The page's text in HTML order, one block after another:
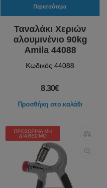
Περισσότερα
Ταναλάκι Χεριών
αλουμινένιο 90kg
Amila 44088
Κωδικός 44088
8.30€
Προσθήκη στο καλάθι
ΠΡΟΣΩΡΙΝΆ ΜΗ
ΔΙΑΘΈΣΙΜΟ